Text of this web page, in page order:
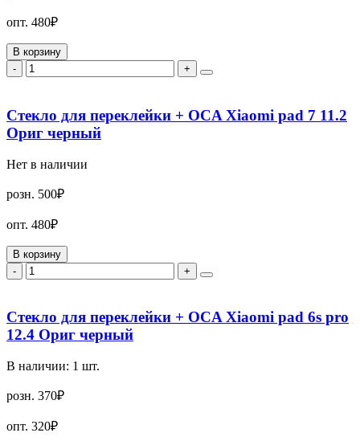
опт. 480₽
В корзину
-
+
Стекло для переклейки + OCA Xiaomi pad 7 11.2
Ориг черный
Нет в наличии
розн. 500₽
опт. 480₽
В корзину
-
+
Стекло для переклейки + OCA Xiaomi pad 6s pro
12.4 Ориг черный
В наличии: 1 шт.
розн. 370₽
опт. 320₽